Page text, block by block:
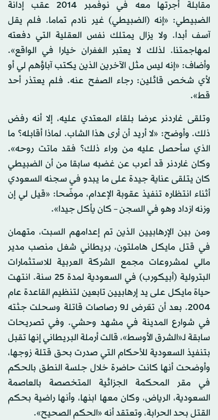
مقابلة أجرتها معه في نوفمبر 2014 عقب إدانة
الضبيطي: «إنه (الضبيطي) غير نادم تماما. فلم يقل
آسف أبدا. ولا يزال يمتلك نفس العقلية التي دفعته
لمهاجمتنا. لذلك لا يعتبر الغفران خيارا في الواقع».
وأضاف: «إنه ليس مثل الآخرين الذين يكتب آباؤهم لي أو
لأي شخص قائلين: رجاء الصفح عنه. فلم يعتذر أحد
قط».
وتلقى غاردنر عرضا بلقاء المعتدي عليه، إلا أنه رفض
ذلك. وأوضح: «لا أريد أن أرى هذا الشاب. لماذا أقابله؟ ما
الذي سأحصل عليه من وراء ذلك؟ فقد ماتت روحه».
وكان غاردنر قد أعرب عن غضبه سابقا من أن الضبيطي
كان يتلقى عناية جيدة على ما يبدو في سجنه السعودي
أثناء انتظاره تنفيذ عقوبة الإعدام، موضّحا: «قيل لي إن
وزنه ازداد وهو في السجن – كان يأكل جيدا».
ومن بين الإرهابيين الذين تم إعدامهم السبت، متهمان
في قتل مايكل هاملتون، بريطاني شغل منصب مدير
مالي لمشروعات مجمع الشركة العربية للاستثمارات
البترولية (أبيكورب) في السعودية لمدة 25 سنة. انتهت
حياة مايكل على يد إرهابيين تابعين لتنظيم القاعدة عام
2004. بعد أن تعّرض لـ9 رصاصات قاتلة وسحلت جثته
في شوارع المدينة في مشهد وحشي. وفي تصريحات
سابقة لـ«الشرق الأوسط»، قالت أرملة البريطاني إنها تقبل
بتنفيذ السعودية للأحكام التي صدرت بحق قتلة زوجها،
وأوضحت أنها كانت حاضرة خلال جلسة النطق بالحكم
في مقر المحكمة الجزائية المتخصصة بالعاصمة
السعودية، الرياض، وكان معها ابنها، وأنها راضية بحكم
القتل بحد الحرابة، وتعتقد أنه «الحكم الصحيح».